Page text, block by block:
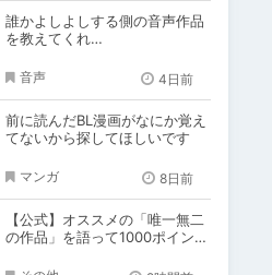
誰かよしよしする側の音声作品
を教えてくれ…
音声 4日前
前に読んだBL漫画がなにか覚え
てないから探してほしいです
マンガ 8日前
【公式】オススメの「唯一無二
の作品」を語って1000ポイン